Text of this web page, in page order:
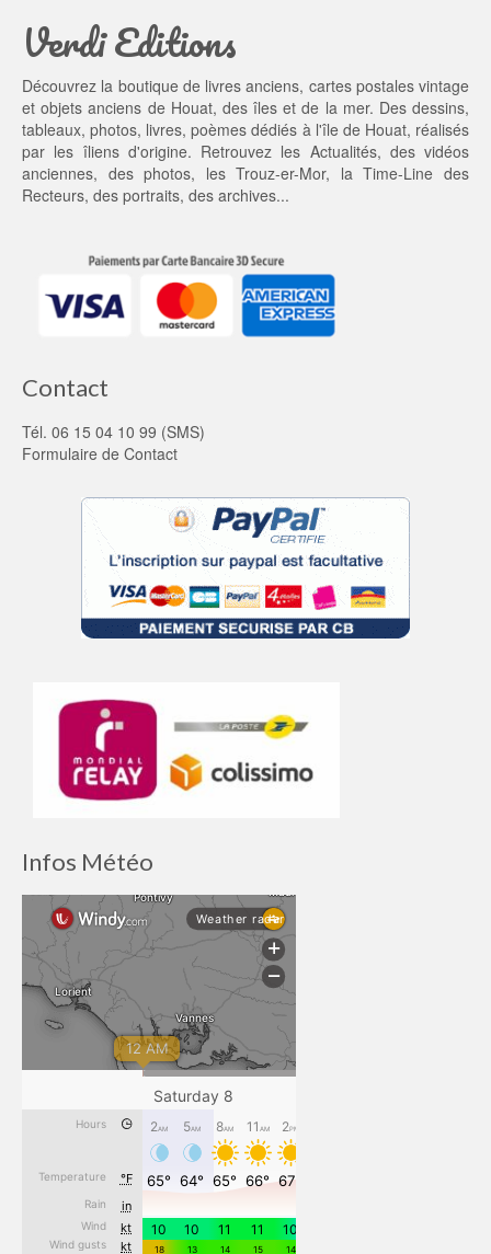
t :
5,
0
0 €.
Verdi Editions
Découvrez la boutique de livres anciens, cartes postales vintage
et objets anciens de Houat, des îles et de la mer. Des dessins,
tableaux, photos, livres, poèmes dédiés à l'île de Houat, réalisés
par les îliens d'origine. Retrouvez les Actualités, des vidéos
anciennes, desphotos, lesTrouz-er-Mor, laTime-Line des
Recteurs, des portraits, des archives...
Contact
Tél. 06 15 04 10 99 (SMS)
Formulaire de Contact
Infos Météo